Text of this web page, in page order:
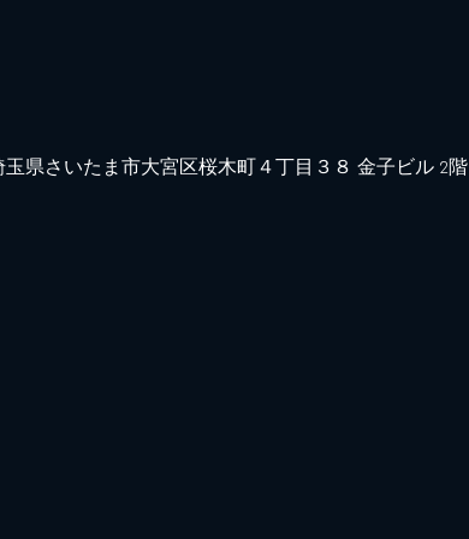
玉県さいたま市大宮区桜木町４丁目３８ 金子ビル 2階